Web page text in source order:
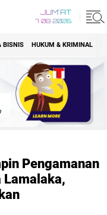
JUM'AT
7 08 2026
BISNIS HUKUM & KRIMINAL
Pengamanan
Lamalaka,